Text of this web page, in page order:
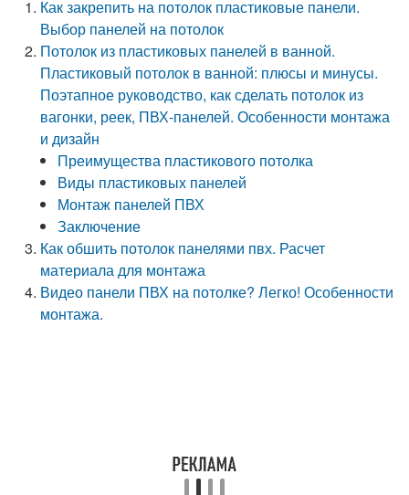
Как закрепить на потолок пластиковые панели.
Выбор панелей на потолок
Потолок из пластиковых панелей в ванной.
Пластиковый потолок в ванной: плюсы и минусы.
Поэтапное руководство, как сделать потолок из
вагонки, реек, ПВХ-панелей. Особенности монтажа
и дизайн
Преимущества пластикового потолка
Виды пластиковых панелей
Монтаж панелей ПВХ
Заключение
Как обшить потолок панелями пвх. Расчет
материала для монтажа
Видео панели ПВХ на потолке? Легко! Особенности
монтажа.